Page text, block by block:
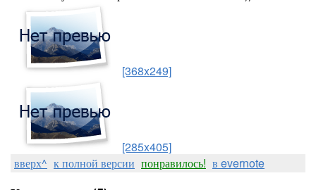
[368x249]
[285x405]
вверх^ к полной версии понравилось! в evernote